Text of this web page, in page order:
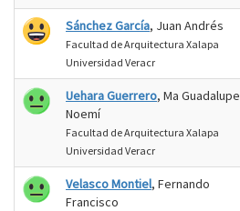
Sánchez García, Juan Andrés
Facultad de Arquitectura Xalapa
Universidad Veracr
Uehara Guerrero, Ma Guadalupe
Noemí
Facultad de Arquitectura Xalapa
Universidad Veracr
Velasco Montiel, Fernando
Francisco